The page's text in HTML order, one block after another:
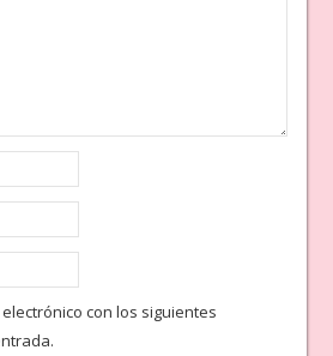
con los siguientes